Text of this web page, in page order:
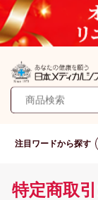
注目ワードから探す
特定商取